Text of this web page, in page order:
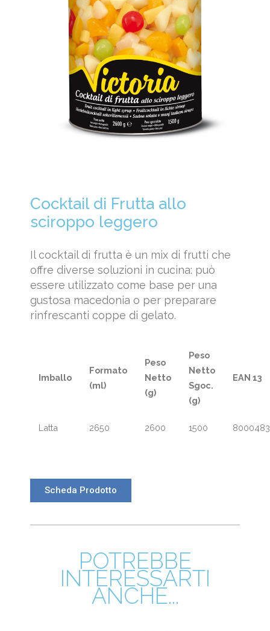
Cocktail di Frutta allo
sciroppo leggero
Il cocktail di frutta è un mix di frutti che
offre diverse soluzioni in cucina: può
essere utilizzato come base per una
gustosa macedonia o per preparare
rinfrescanti coppe di gelato.
Imballo
Formato
(ml)
Peso
Netto
(g)
Peso
Netto
Sgoc.
(g)
EAN 13
Latta 2650 2600 1500
Scheda Prodotto
POTREBBE
INTERESSARTI
ANCHE...